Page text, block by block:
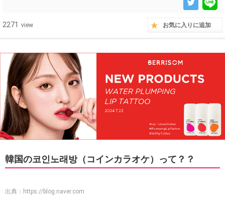
2271 view お気に入りに追加
韓国の코인노래방（コインカラオケ）って？？
出典： https://blog.naver.com